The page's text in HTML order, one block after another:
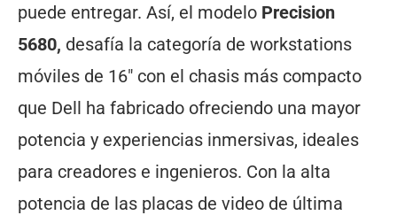
puede entregar. Así, el modelo Precision
5680, desafía la categoría de workstations
móviles de 16″ con el chasis más compacto
que Dell ha fabricado ofreciendo una mayor
potencia y experiencias inmersivas, ideales
para creadores e ingenieros. Con la alta
potencia de las placas de video de última